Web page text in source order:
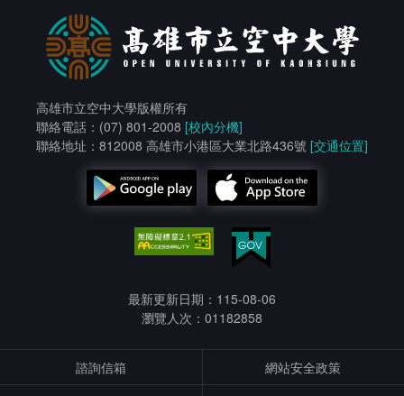
高雄市立空中大學版權所有
聯絡電話：(07) 801-2008 [校內分機]
聯絡地址：812008 高雄市小港區大業北路436號 [交通位置]
最新更新日期：115-08-06
瀏覽人次：01182858
諮詢信箱
網站安全政策